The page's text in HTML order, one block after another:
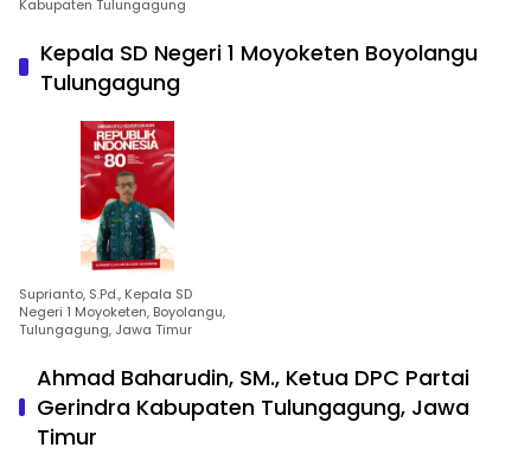
Kabupaten Tulungagung
Kepala SD Negeri 1 Moyoketen Boyolangu
Tulungagung
Suprianto, S.Pd., Kepala SD
Negeri 1 Moyoketen, Boyolangu,
Tulungagung, Jawa Timur
Ahmad Baharudin, SM., Ketua DPC Partai
Gerindra Kabupaten Tulungagung, Jawa
Timur